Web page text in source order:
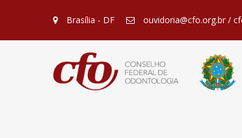
Brasília - DF ouvidoria@cfo.org.br /